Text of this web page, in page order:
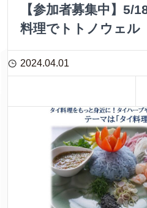
【参加者募集中】5/
料理でトトノウェル
2024.04.01